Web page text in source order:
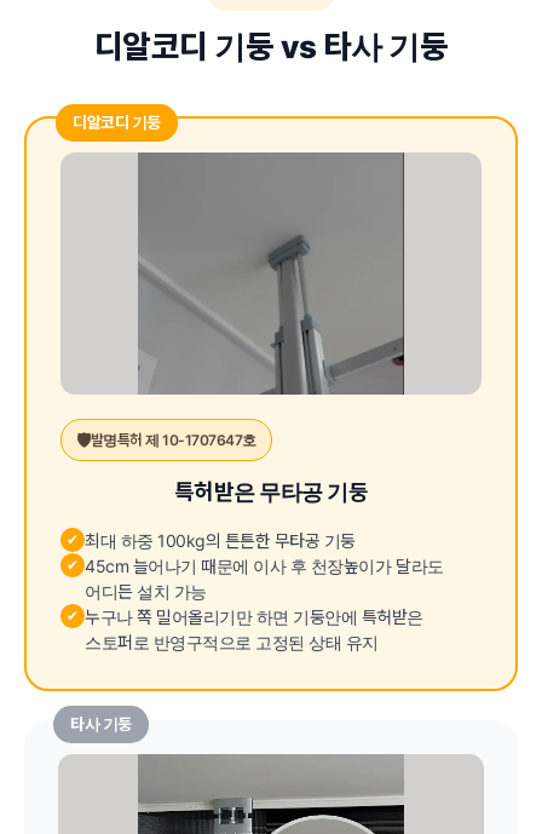
디알코디 기둥 vs 타사 기둥
디알코디 기둥
🛡️발명특허 제 10-1707647호
특허받은 무타공 기둥
✔ 최대 하중 100kg의 튼튼한 무타공 기둥
✔ 45cm 늘어나기 때문에 이사 후 천장높이가 달라도
어디든 설치 가능
✔ 누구나 쪽 밀어올리기만 하면 기둥안에 특허받은
스토퍼로 반영구적으로 고정된 상태 유지
타사 기둥